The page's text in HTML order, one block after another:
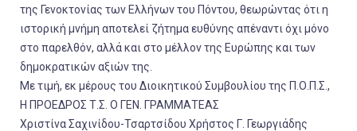
της Γενοκτονίας των Ελλήνων του Πόντου, θεωρώντας ότι η
ιστορική μνήμη αποτελεί ζήτημα ευθύνης απέναντι όχι μόνο
στο παρελθόν, αλλά και στο μέλλον της Ευρώπης και των
δημοκρατικών αξιών της.
Με τιμή, εκ μέρους του Διοικητικού Συμβουλίου της Π.Ο.Π.Σ.,
Η ΠΡΟΕΔΡΟΣ Τ.Σ. Ο ΓΕΝ. ΓΡΑΜΜΑΤΕΑΣ
Χριστίνα Σαχινίδου-Τσαρτσίδου Χρήστος Γ. Γεωργιάδης